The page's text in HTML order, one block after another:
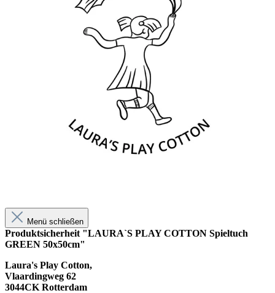
Menü schließen
Produktsicherheit "LAURA`S PLAY COTTON Spieltuch
GREEN 50x50cm"
Laura's Play Cotton,
Vlaardingweg 62
3044CK Rotterdam